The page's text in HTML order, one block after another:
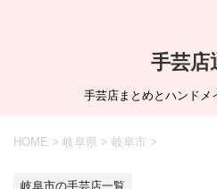
手芸店
手芸店まとめとハンドメ
HOME > 岐阜県 > 岐阜市 >
岐阜市の手芸店一覧